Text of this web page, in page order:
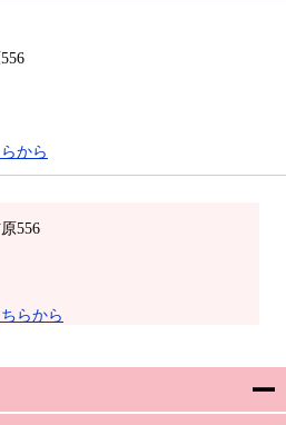
556
らから
から